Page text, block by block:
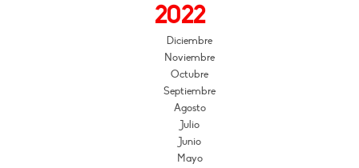
2022
Diciembre
Noviembre
Octubre
Septiembre
Agosto
Julio
Junio
Mayo